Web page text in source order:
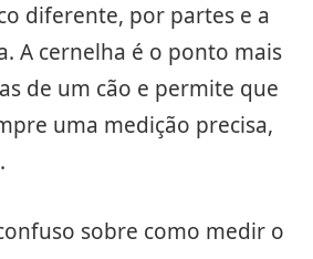
diferente, por partes e a
A cernelha é o ponto mais
de um cão e permite que
uma medição precisa,
sobre como medir o